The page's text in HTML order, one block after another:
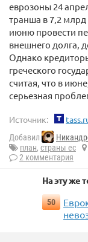
еврозоны 24
транша в 7,2
июню провести
внешнего долга,
Однако
греческого
считая, что в
серьезная
Источник:
Добавил
план, страны ес
2 комментария
На эту же
50